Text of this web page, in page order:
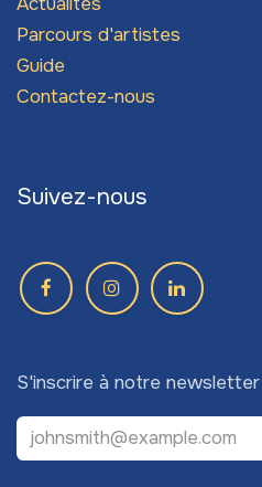
Parcours d'artistes
Guide
Contactez-nous
Suivez-nous
S'inscrire à notre newsletter